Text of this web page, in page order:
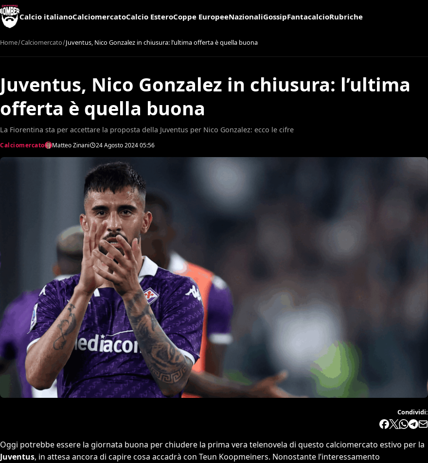
Calcio italianoCalciomercatoCalcio EsteroCoppe EuropeeNazionaliGossipFantacalcioRubriche
Home Calciomercato Juventus, Nico Gonzalez in chiusura: l’ultima offerta è quella buona
Juventus, Nico Gonzalez in chiusura: l’ultima
offerta è quella buona
La Fiorentina sta per accettare la proposta della Juventus per Nico Gonzalez: ecco le cifre
Calciomercato Matteo Zinani 24 Agosto 2024 05:56
Condividi:
Oggi potrebbe essere la giornata buona per chiudere la prima vera telenovela di questo calciomercato estivo per la
Juventus, in attesa ancora di capire cosa accadrà con Teun Koopmeiners. Nonostante l’interessamento